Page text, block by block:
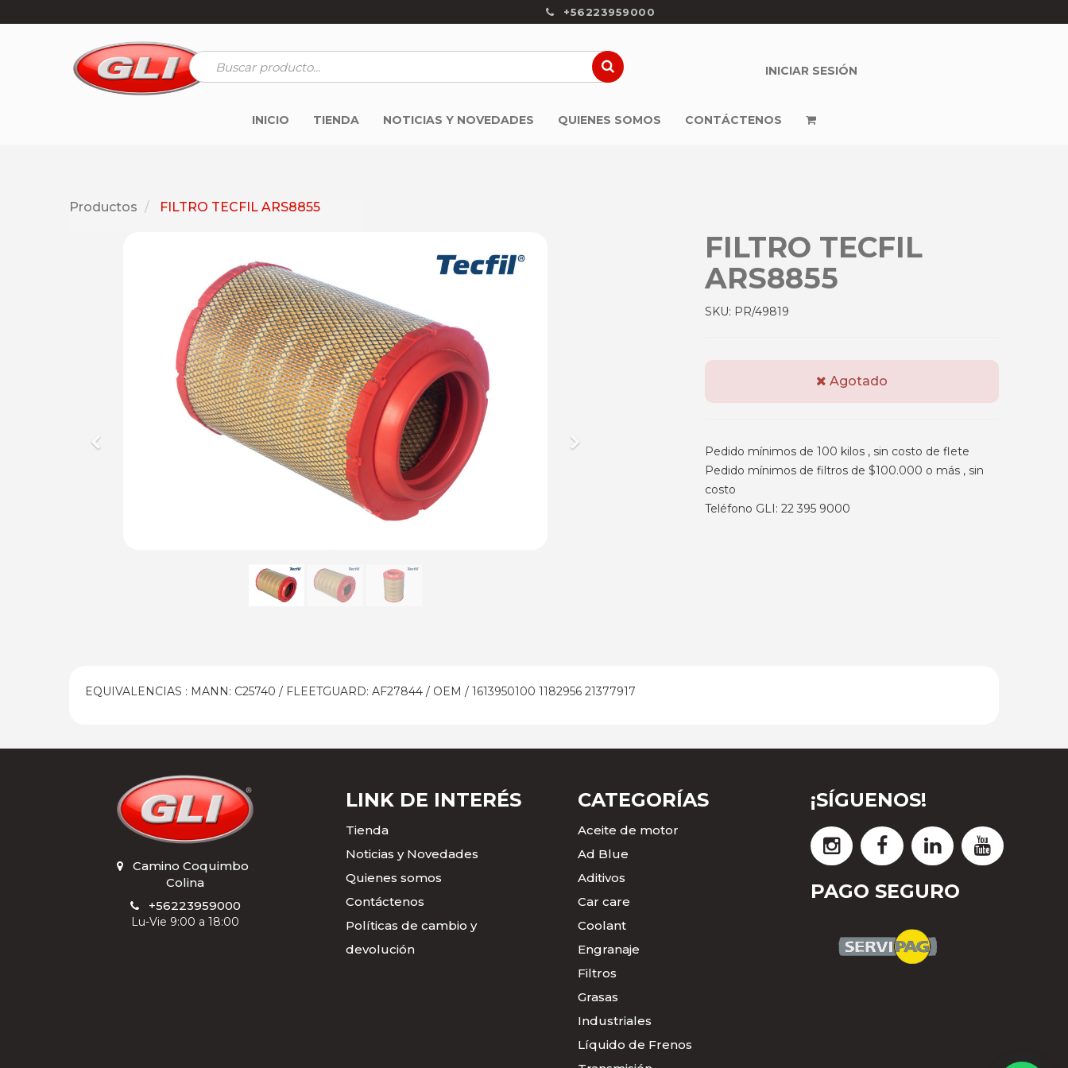
+56223959000
INICIAR SESIÓN
INICIO TIENDA NOTICIAS Y NOVEDADES QUIENES SOMOS CONTÁCTENOS
Productos FILTRO TECFIL ARS8855
Next
FILTRO TECFIL
ARS8855
SKU: PR/49819
Agotado
Pedido mínimos de 100 kilos , sin costo de flete
Pedido mínimos de filtros de $100.000 o más , sin
costo
Teléfono GLI: 22 395 9000
EQUIVALENCIAS : MANN: C25740 / FLEETGUARD: AF27844 / OEM / 1613950100 1182956 21377917
Camino Coquimbo
Colina
+56223959000
Lu-Vie 9:00 a 18:00
LINK DE INTERÉS
Tienda
Noticias y Novedades
Quienes somos
Contáctenos
Políticas de cambio y
devolución
CATEGORÍAS
Aceite de motor
Ad Blue
Aditivos
Car care
Coolant
Engranaje
Filtros
Grasas
Industriales
Líquido de Frenos
¡SÍGUENOS!
PAGO SEGURO